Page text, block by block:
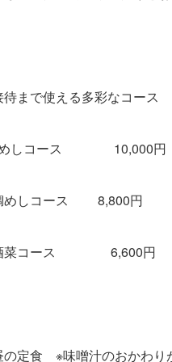
まで使える多彩なコース
しコース 10,000円
しコース 8,800円
菜コース 6,600円
定食 ※味噌汁のおかわり